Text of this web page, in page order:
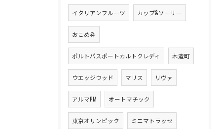
イタリアンフルーツ カップ&ソーサー
おこめ券
ポルトパスポートカルトクレディ 木造町
ウエッジウッド マリス リヴァ
アルマPM オートマチック
東京オリンピック ミニマトラッセ